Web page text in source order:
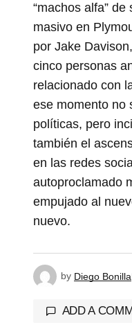
“machos alfa”
masivo en
por Jake
cinco personas
relacionado con
ese momento no
políticas, pero
también el
en las redes
autoproclamado
empujado al
nuevo.
by Diego Bonilla
ADD A